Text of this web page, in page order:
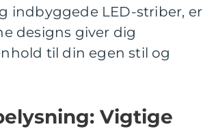
indbyggede LED-striber, er
designs giver dig
til din egen stil og
Vigtige